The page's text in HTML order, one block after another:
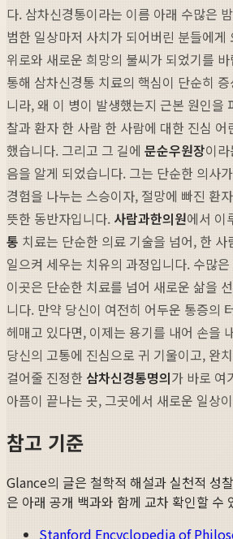
다. 삼차신경통이라는 이름 아래 수많은
범한 일상마저 사치가 되어버린 분들에게
위로와 새로운 희망의 불씨가 되었기를
통해 삼차신경통 치료의 핵심이 단순히
니라, 왜 이 병이 발생했는지 근본 원인을
찰과 환자 한 사람 한 사람에 대한 진심 어
했습니다. 그리고 그 길에 문순우원장이
음을 알게 되었습니다. 그는 단순한 의사
경험을 나누는 스승이자, 절망에 빠진 환
뜻한 동반자입니다. 사람과한의원에서 이
통 치료는 단순한 의료 기술을 넘어, 한 사
일으켜 세우는 치유의 과정입니다. 수많
이곳은 단순한 치료를 넘어 새로운 삶을
니다. 만약 당신이 여전히 어두운 통증의
헤매고 있다면, 이제는 용기를 내어 손을
당신의 고통에 진심으로 귀 기울이고, 완
걸어줄 진정한 삼차신경통명의가 바로 여
아픔이 끝나는 곳, 그곳에서 새로운 일상
참고 기준
Glance의 글은 철학적 해설과 실천적 성
은 아래 공개 백과와 함께 교차 확인할 수
Stanford Encyclopedia of